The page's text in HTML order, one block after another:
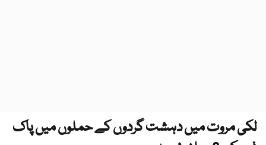
لکی مروت میں دہشت گردوں کے حملوں میں پاک